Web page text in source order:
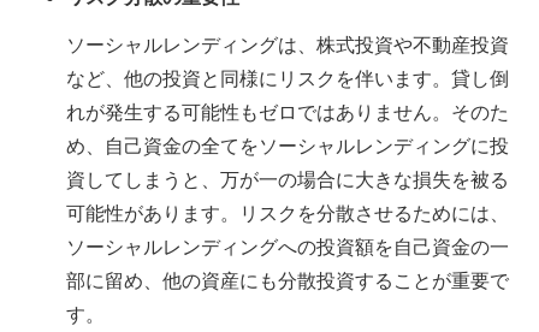
ソーシャルレンディングは、株式投資や不動産投資
など、他の投資と同様にリスクを伴います。貸し倒
れが発生する可能性もゼロではありません。そのた
め、自己資金の全てをソーシャルレンディングに投
資してしまうと、万が一の場合に大きな損失を被る
可能性があります。リスクを分散させるためには、
ソーシャルレンディングへの投資額を自己資金の一
部に留め、他の資産にも分散投資することが重要で
す。